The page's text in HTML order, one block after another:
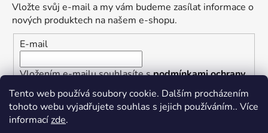
Tento web používá soubory cookie. Dalším procházením
tohoto webu vyjadřujete souhlas s jejich používáním.. Více
informacízde.
Vložte svůj e-mail a my vám budeme zasílat informace o
nových produktech na našem e-shopu.
E-mail
Vložením e-mailu souhlasíte spodmínkami ochrany
osobních údajů
PŘIHLÁSIT SE